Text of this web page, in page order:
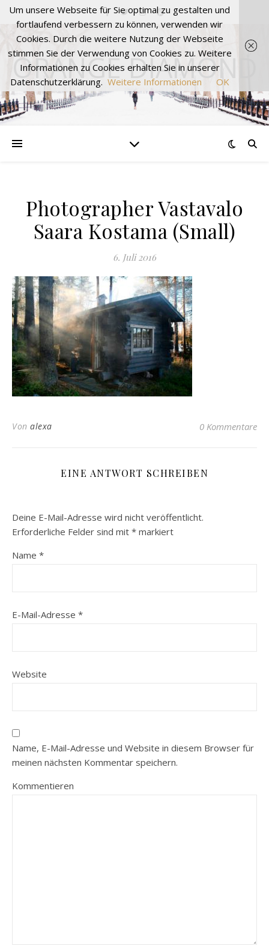
ORANGE DIAMOND
Photographer Vastavalo
Saara Kostama (Small)
6. Juli 2016
Von alexa 0 Kommentare
EINE ANTWORT SCHREIBEN
Deine E-Mail-Adresse wird nicht veröffentlicht.
Erforderliche Felder sind mit * markiert
Name *
E-Mail-Adresse *
Website
Name, E-Mail-Adresse und Website in diesem Browser für
meinen nächsten Kommentar speichern.
Kommentieren
Um unsere Webseite für Sie optimal zu gestalten und
fortlaufend verbessern zu können, verwenden wir
Cookies. Durch die weitere Nutzung der Webseite
stimmen Sie der Verwendung von Cookies zu. Weitere
Informationen zu Cookies erhalten Sie in unserer
Datenschutzerklärung. Weitere Informationen OK